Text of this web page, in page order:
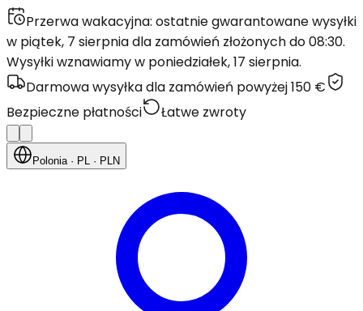
Przerwa wakacyjna: ostatnie gwarantowane wysyłki
w piątek, 7 sierpnia dla zamówień złożonych do 08:30.
Wysyłki wznawiamy w poniedziałek, 17 sierpnia.
Darmowa wysyłka dla zamówień powyżej 150 €
Bezpieczne płatności
Łatwe zwroty
Polonia· PL · PLN